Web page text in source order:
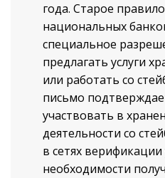
года. Старое
национальных
специальное
предлагать услуги
или работать со
письмо
участвовать в
деятельности со
в сетях верификации
необходимости